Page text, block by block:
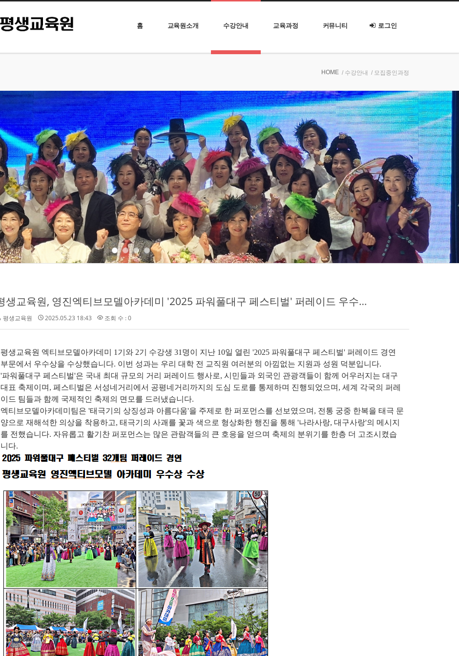
홈 교육원소개 수강안내 교육과정 커뮤니티 로그인
HOME / 수강안내 / 모집중인과정
평생교육원, 영진엑티브모델아카데미 '2025 파워풀대구 페스티벌' 퍼레이드 우수상 수상
평생교육원 2025.05.23 18:43 조회 수 : 0
평생교육원 엑티브모델아카데미 1기와 2기 수강생 31명이 지난 10일 열린 '2025 파워풀대구 페스티벌' 퍼레이드 경연
부문에서 우수상을 수상했습니다. 이번 성과는 우리 대학 전 교직원 여러분의 아낌없는 지원과 성원 덕분입니다.
'파워풀대구 페스티벌'은 국내 최대 규모의 거리 퍼레이드 행사로, 시민들과 외국인 관광객들이 함께 어우러지는 대구
대표 축제이며, 페스티벌은 서성네거리에서 공평네거리까지의 도심 도로를 통제하며 진행되었으며, 세계 각국의 퍼레
이드 팀들과 함께 국제적인 축제의 면모를 드러냈습니다.
엑티브모델아카데미팀은 '태극기의 상징성과 아름다움'을 주제로 한 퍼포먼스를 선보였으며, 전통 궁중 한복을 태극 문
양으로 재해석한 의상을 착용하고, 태극기의 사괘를 꽃과 색으로 형상화한 행진을 통해 '나라사랑, 대구사랑'의 메시지
를 전했습니다. 자유롭고 활기찬 퍼포먼스는 많은 관람객들의 큰 호응을 얻으며 축제의 분위기를 한층 더 고조시켰습
니다.